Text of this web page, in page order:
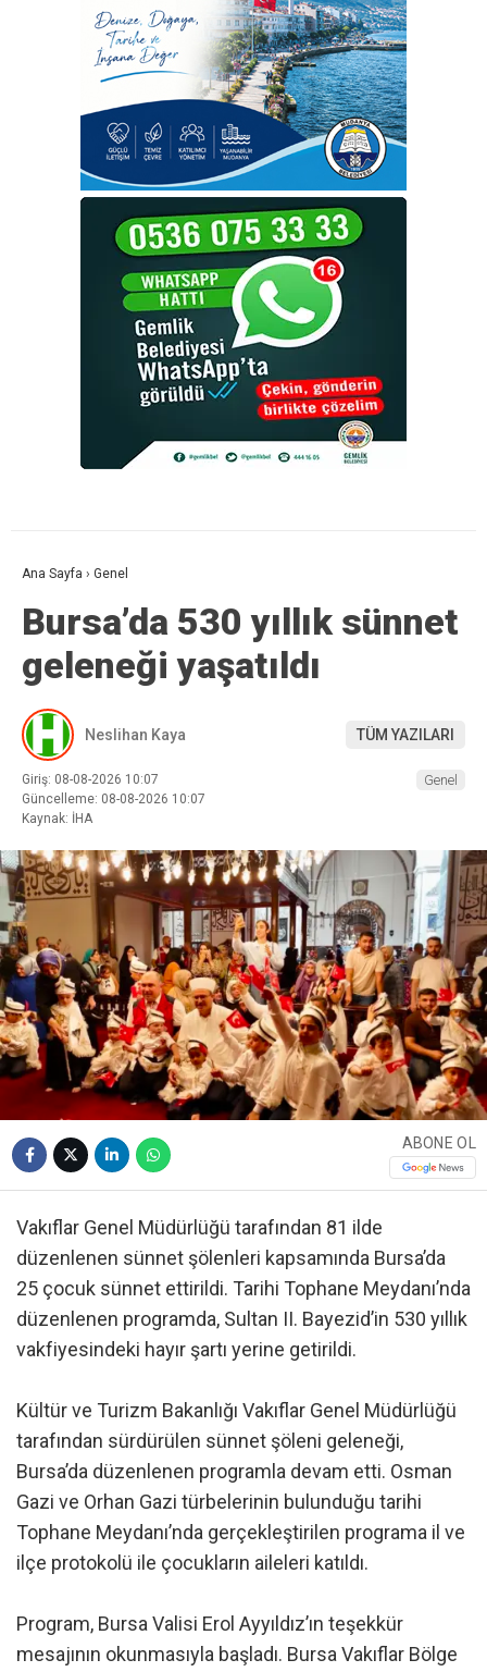
Ana Sayfa › Genel
Bursa’da 530 yıllık sünnet
geleneği yaşatıldı
Neslihan Kaya TÜM YAZILARI
Giriş: 08-08-2026 10:07
Güncelleme: 08-08-2026 10:07
Kaynak: İHA
Genel
ABONE OL
Vakıflar Genel Müdürlüğü tarafından 81 ilde
düzenlenen sünnet şölenleri kapsamında Bursa’da
25 çocuk sünnet ettirildi. Tarihi Tophane Meydanı’nda
düzenlenen programda, Sultan II. Bayezid’in 530 yıllık
vakfiyesindeki hayır şartı yerine getirildi.
Kültür ve Turizm Bakanlığı Vakıflar Genel Müdürlüğü
tarafından sürdürülen sünnet şöleni geleneği,
Bursa’da düzenlenen programla devam etti. Osman
Gazi ve Orhan Gazi türbelerinin bulunduğu tarihi
Tophane Meydanı’nda gerçekleştirilen programa il ve
ilçe protokolü ile çocukların aileleri katıldı.
Program, Bursa Valisi Erol Ayyıldız’ın teşekkür
mesajının okunmasıyla başladı. Bursa Vakıflar Bölge